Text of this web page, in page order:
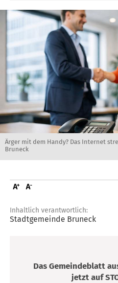
Ärger mit dem Handy? Das Internet
Bruneck
Inhaltlich verantwortlich:
Stadtgemeinde Bruneck
Das Gemeindeblatt
jetzt auf